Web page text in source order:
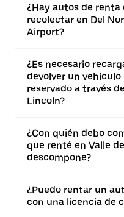
¿Hay autos de renta
recolectar en Del
Airport?
¿Es necesario
devolver un
reservado a través
Lincoln?
¿Con quién debo
que renté en Valle
descompone?
¿Puedo rentar un
con una licencia de